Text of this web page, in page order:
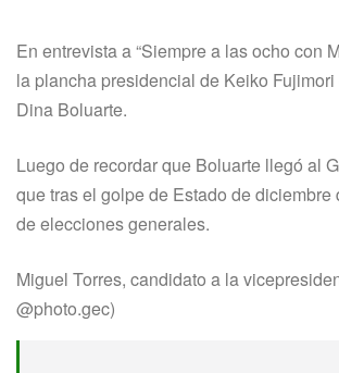
En entrevista a “Siempre a las ocho con
la plancha presidencial de Keiko Fujimori
Dina Boluarte.
Luego de recordar que Boluarte llegó al
que tras el golpe de Estado de
de elecciones generales.
Miguel Torres, candidato a la
@photo.gec)